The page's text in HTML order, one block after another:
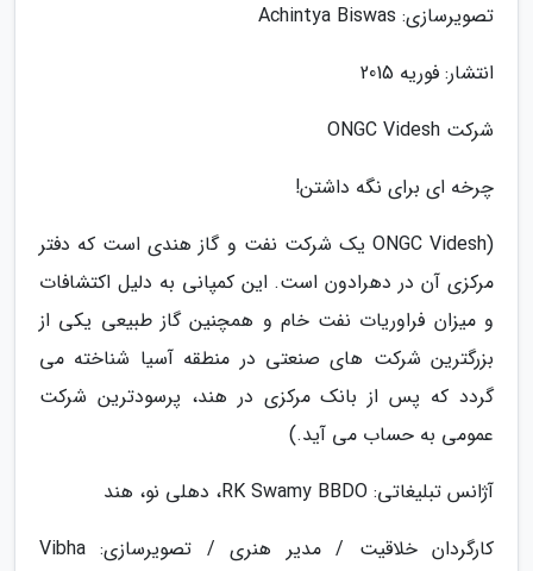
تصویرسازی: Achintya Biswas
انتشار: فوریه 2015
شرکت ONGC Videsh
چرخه ای برای نگه داشتن!
(ONGC Videsh یک شرکت نفت و گاز هندی است که دفتر
مرکزی آن در دهرادون است. این کمپانی به دلیل اکتشافات
و میزان فراوریات نفت خام و همچنین گاز طبیعی یکی از
بزرگترین شرکت های صنعتی در منطقه آسیا شناخته می
گردد که پس از بانک مرکزی در هند، پرسودترین شرکت
عمومی به حساب می آید.)
آژانس تبلیغاتی: RK Swamy BBDO، دهلی نو، هند
کارگردان خلاقیت / مدیر هنری / تصویرسازی: Vibha